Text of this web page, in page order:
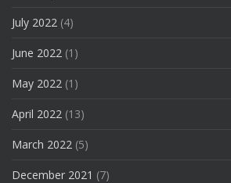
July 2022 (4)
June 2022 (1)
May 2022 (1)
April 2022 (13)
March 2022 (5)
December 2021 (7)